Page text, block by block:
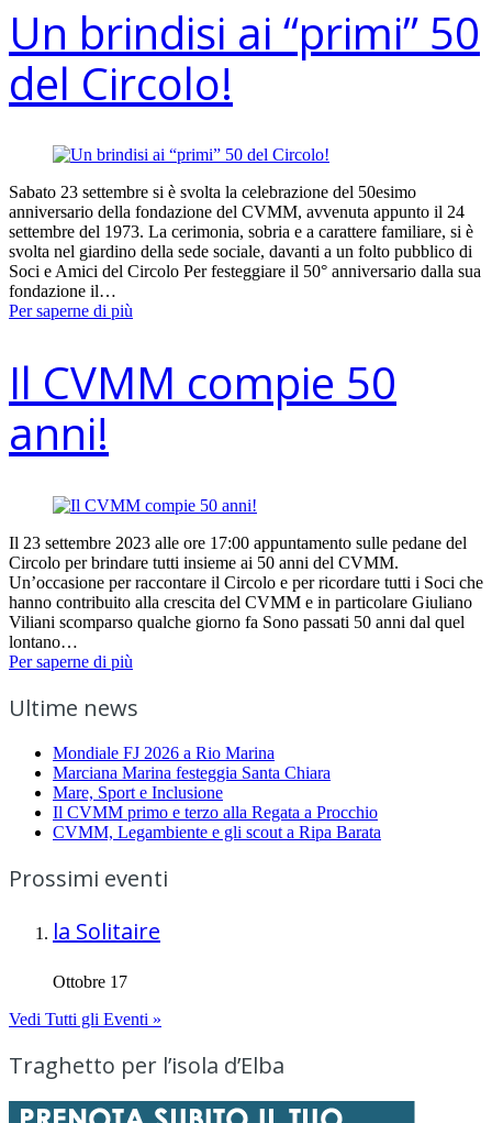
Un brindisi ai “primi” 50
del Circolo!
Sabato 23 settembre si è svolta la celebrazione del 50esimo
anniversario della fondazione del CVMM, avvenuta appunto il 24
settembre del 1973. La cerimonia, sobria e a carattere familiare, si è
svolta nel giardino della sede sociale, davanti a un folto pubblico di
Soci e Amici del Circolo Per festeggiare il 50° anniversario dalla sua
fondazione il…
Per saperne di più
Il CVMM compie 50
anni!
Il 23 settembre 2023 alle ore 17:00 appuntamento sulle pedane del
Circolo per brindare tutti insieme ai 50 anni del CVMM.
Un’occasione per raccontare il Circolo e per ricordare tutti i Soci che
hanno contribuito alla crescita del CVMM e in particolare Giuliano
Viliani scomparso qualche giorno fa Sono passati 50 anni dal quel
lontano…
Per saperne di più
Ultime news
Mondiale FJ 2026 a Rio Marina
Marciana Marina festeggia Santa Chiara
Mare, Sport e Inclusione
Il CVMM primo e terzo alla Regata a Procchio
CVMM, Legambiente e gli scout a Ripa Barata
Prossimi eventi
la Solitaire
Ottobre 17
Vedi Tutti gli Eventi »
Traghetto per l’isola d’Elba